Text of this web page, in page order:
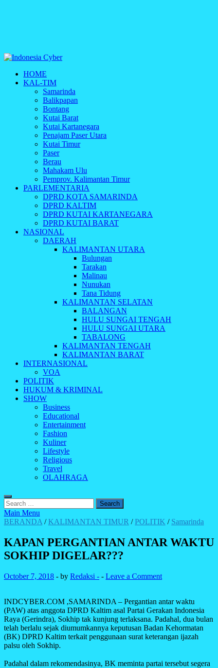
Indonesia Cyber
Media Cetak, Online & Streaming
HOME
KAL-TIM
Samarinda
Balikpapan
Bontang
Kutai Barat
Kutai Kartanegara
Penajam Paser Utara
Kutai Timur
Paser
Berau
Mahakam Ulu
Pemprov. Kalimantan Timur
PARLEMENTARIA
DPRD KOTA SAMARINDA
DPRD KALTIM
DPRD KUTAI KARTANEGARA
DPRD KUTAI BARAT
NASIONAL
DAERAH
KALIMANTAN UTARA
Bulungan
Tarakan
Malinau
Nunukan
Tana Tidung
KALIMANTAN SELATAN
BALANGAN
HULU SUNGAI TENGAH
HULU SUNGAI UTARA
TABALONG
KALIMANTAN TENGAH
KALIMANTAN BARAT
INTERNASIONAL
VOA
POLITIK
HUKUM & KRIMINAL
SHOW
Business
Educational
Entertainment
Fashion
Kuliner
Lifestyle
Religious
Travel
OLAHRAGA
Search
for:
Main Menu
BERANDA /KALIMANTAN TIMUR /POLITIK / Samarinda
KAPAN PERGANTIAN ANTAR WAKTU
SOKHIP DIGELAR???
October 7, 2018 - by Redaksi - - Leave a Comment
INDCYBER.COM ,SAMARINDA – Pergantian antar waktu
(PAW) atas anggota DPRD Kaltim asal Partai Gerakan Indonesia
Raya (Gerindra), Sokhip tak kunjung terlaksana. Padahal, dua bulan
telah berlalu sejak diumumkannya keputusan Badan Kehormatan
(BK) DPRD Kaltim terkait penggunaan surat keterangan ijazah
palsu oleh Sokhip.
Padahal dalam rekomendasinya, BK meminta partai tersebut segera